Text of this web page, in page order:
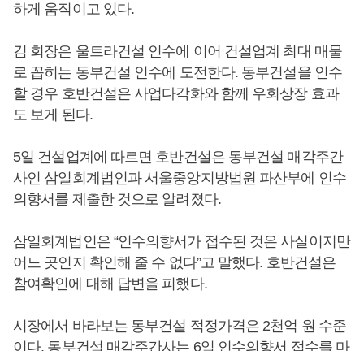
하게 움직이고 있다.
김 회장은 울트라건설 인수에 이어 건설업계 최대 매물
로 꼽히는 동부건설 인수에 도전한다. 동부건설을 인수
할 경우 호반건설은 사업다각화와 함께 우회상장 효과
도 보게 된다.
5일 건설업계에 따르면 호반건설은 동부건설 매각주간
사인 삼일회계법인과 서울중앙지방법원 파산부에 인수
의향서를 제출한 것으로 알려졌다.
삼일회계법인은 “인수의향서가 접수된 것은 사실이지만
어느 곳인지 확인해 줄 수 없다”고 말했다. 호반건설은
참여확인에 대해 답변을 피했다.
시장에서 바라보는 동부건설 적정가격은 2천억 원 수준
이다. 동부건설 매각주간사는 6일 인수의향서 접수를 마